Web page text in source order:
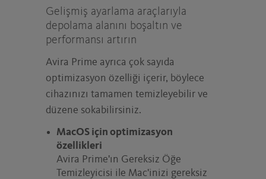
Gelişmiş ayarlama araçlarıyla
depolama alanını boşaltın ve
performansı artırın
Avira Prime ayrıca çok sayıda
optimizasyon özelliği içerir, böylece
cihazınızı tamamen temizleyebilir ve
düzene sokabilirsiniz.
MacOS için optimizasyon
özellikleri
Avira Prime'ın Gereksiz Öğe
Temizleyicisi ile Mac'inizi gereksiz